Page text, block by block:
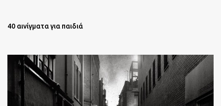
40 αινίγματα για παιδιά